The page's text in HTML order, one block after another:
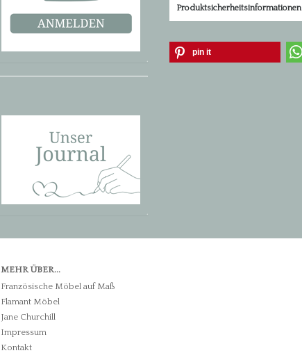
Produktsicherheitsinformationen
pin it
MEHR ÜBER...
Französische Möbel auf Maß
Flamant Möbel
Jane Churchill
Impressum
Kontakt